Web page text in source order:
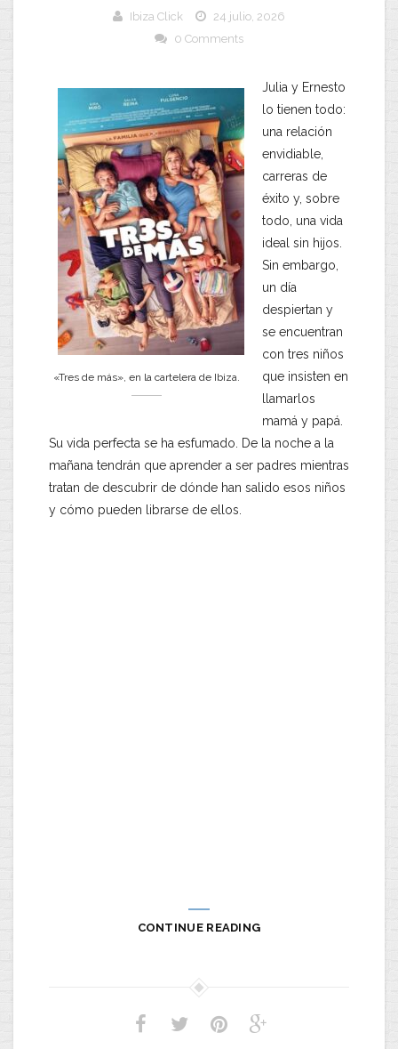
Ibiza Click
24 julio, 2026
0 Comments
«Tres de más», en la cartelera de Ibiza.
Julia y Ernesto
lo tienen todo:
una relación
envidiable,
carreras de
éxito y, sobre
todo, una vida
ideal sin hijos.
Sin embargo,
un día
despiertan y
se encuentran
con tres niños
que insisten en
llamarlos
mamá y papá.
Su vida perfecta se ha esfumado. De la noche a la
mañana tendrán que aprender a ser padres mientras
tratan de descubrir de dónde han salido esos niños
y cómo pueden librarse de ellos.
CONTINUE READING